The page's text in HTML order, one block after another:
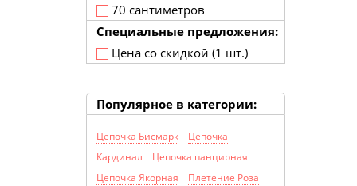
70 сантиметров
Специальные предложения:
Цена со скидкой (1 шт.)
Популярное в категории:
Цепочка Бисмарк
Цепочка
Кардинал
Цепочка панцирная
Цепочка Якорная
Плетение Роза